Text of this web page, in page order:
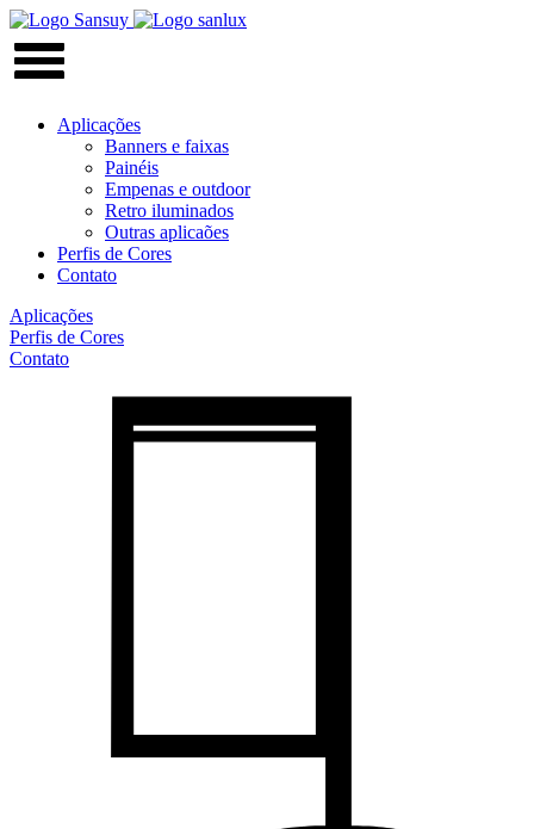
Aplicações
Banners e faixas
Painéis
Empenas e outdoor
Retro iluminados
Outras aplicaões
Perfis de Cores
Contato
Aplicações
Perfis de Cores
Contato